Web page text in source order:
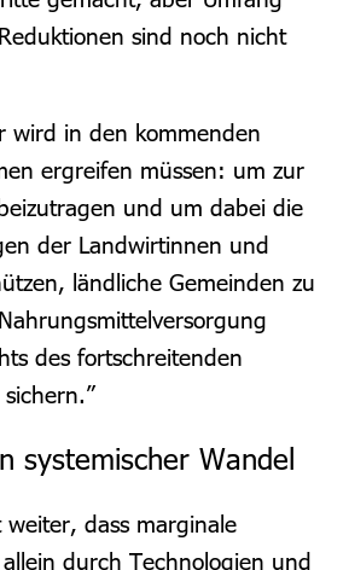
sind noch nicht
wird in den kommenden
ergreifen müssen: um zur
und um dabei die
der Landwirtinnen und
ländliche Gemeinden zu
des fortschreitenden
systemischer Wandel
dass marginale
durch Technologien und